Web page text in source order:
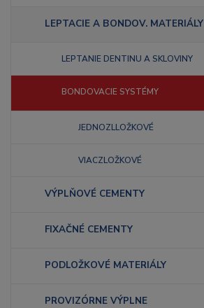
LEPTACIE A BONDOV. MATERIÁLY
LEPTANIE DENTINU A SKLOVINY
BONDOVACIE SYSTÉMY
JEDNOZLLOŽKOVÉ
VIACZLOŽKOVÉ
VÝPLŇOVÉ CEMENTY
FIXAČNÉ CEMENTY
PODLOŽKOVÉ MATERIÁLY
PROVIZÓRNE VÝPLNE